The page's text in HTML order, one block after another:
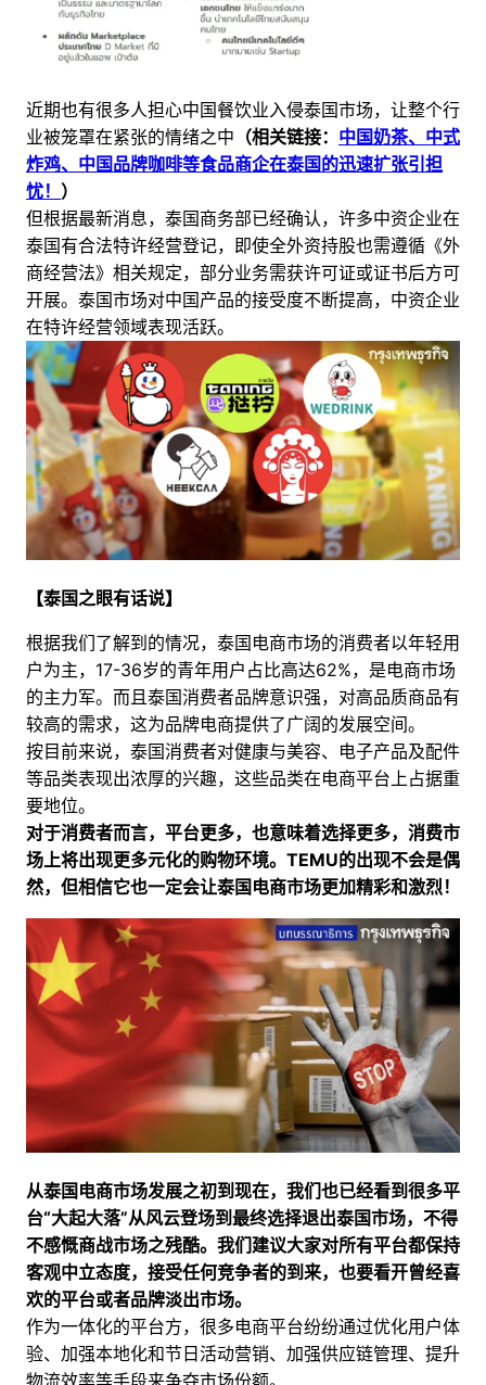
近期也有很多人担心中国餐饮业入侵泰国市场，让整个行
业被笼罩在紧张的情绪之中 （相关链接： 中国奶茶、中式
炸鸡、中国品牌咖啡等食品商企在泰国的迅速扩张引担
忧！ ）
但根据最新消息，泰国商务部已经确认，许多中资企业在
泰国有合法特许经营登记，即使全外资持股也需遵循《外
商经营法》相关规定，部分业务需获许可证或证书后方可
开展。泰国市场对中国产品的接受度不断提高，中资企业
在特许经营领域表现活跃。
【泰国之眼有话说】
根据我们了解到的情况，泰国电商市场的消费者以年轻用
户为主，17-36岁的青年用户占比高达62%，是电商市场
的主力军。而且泰国消费者品牌意识强，对高品质商品有
较高的需求，这为品牌电商提供了广阔的发展空间。
按目前来说，泰国消费者对健康与美容、电子产品及配件
等品类表现出浓厚的兴趣，这些品类在电商平台上占据重
要地位。
对于消费者而言，平台更多，也意味着选择更多，消费市
场上将出现更多元化的购物环境。 TEMU的出现不会是偶
然，但相信它也一定会让泰国电商市场更加精彩和激烈！
从泰国电商市场发展之初到现在，我们也已经看到很多平
台“大起大落”从风云登场到最终选择退出泰国市场，不得
不感慨商战市场之残酷。 我们建议大家对所有平台都保持
客观中立态度，接受任何竞争者的到来，也要看开曾经喜
欢的平台或者品牌淡出市场。
作为一体化的平台方，很多电商平台纷纷通过优化用户体
验、加强本地化和节日活动营销、加强供应链管理、提升